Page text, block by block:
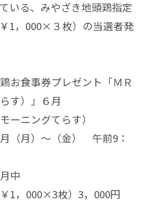
いる、みやざき地頭鶏指定
1，000×３枚）の当選者発
お食事券プレゼント「ＭＲ
す）」６月
ーニングてらす）
（月）～（金） 午前9：
中
1，000×3枚）3，000円